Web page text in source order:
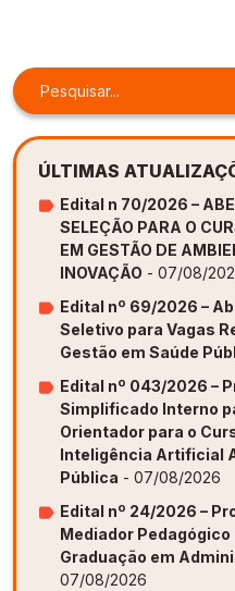
ÚLTIMAS
Edital n 70/2026 –
SELEÇÃO PARA O
EM GESTÃO DE
INOVAÇÃO - 07/08/
Edital nº 69/2026 –
Seletivo para Vagas
Gestão em Saúde
Edital nº 043/2026 –
Simplificado Interno
Orientador para o
Inteligência Artificial
Pública - 07/08/2026
Edital nº 24/2026 –
Mediador
Graduação em
07/08/2026